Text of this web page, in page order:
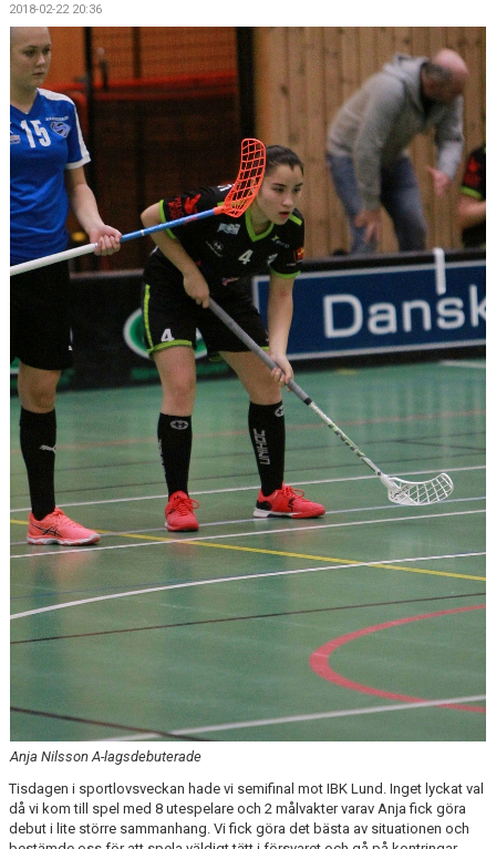
DOKUMENT
KONTAKT
MATCHER
SERIETABELL
2018-02-22 20:36
Anja Nilsson A-lagsdebuterade
Tisdagen i sportlovsveckan hade vi semifinal mot IBK Lund. Inget lyckat val
då vi kom till spel med 8 utespelare och 2 målvakter varav Anja fick göra
debut i lite större sammanhang. Vi fick göra det bästa av situationen och